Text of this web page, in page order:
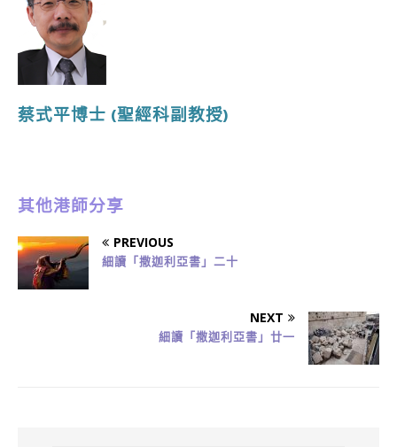
蔡式平博士 (聖經科副教授)
其他港師分享
PREVIOUS
細讀「撒迦利亞書」二十
NEXT
細讀「撒迦利亞書」廿一